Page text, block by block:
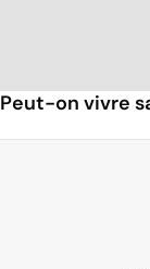
Peut-on vivre